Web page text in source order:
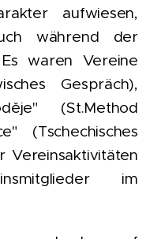
aufwiesen,
während der
waren Vereine
Gespräch),
(St.Method
(Tschechisches
Vereinsaktivitäten
im